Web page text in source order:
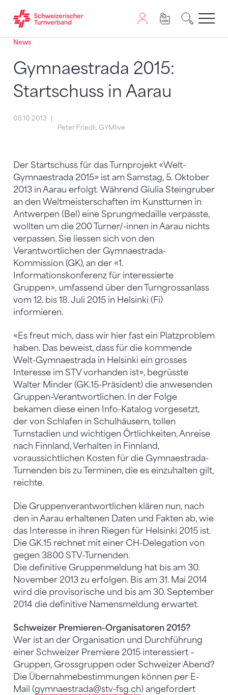
Zum Inhalt springen
Zur Sitemap navigieren
Zum Navigieren dieser Seite wird JavaScript benötigt.
News
Gymnaestrada 2015:
Startschuss in Aarau
08.10.2013
Peter Friedli, GYMlive
Der Startschuss für das Turnprojekt «Welt-
Gymnaestrada 2015» ist am Samstag, 5. Oktober
2013 in Aarau erfolgt. Während Giulia Steingruber
an den Weltmeisterschaften im Kunstturnen in
Antwerpen (Bel) eine Sprungmedaille verpasste,
wollten um die 200 Turner/-innen in Aarau nichts
verpassen. Sie liessen sich von den
Verantwortlichen der Gymnaestrada-
Kommission (GK), an der «1.
Informationskonferenz für interessierte
Gruppen», umfassend über den Turngrossanlass
vom 12. bis 18. Juli 2015 in Helsinki (Fi)
informieren.
«Es freut mich, dass wir hier fast ein Platzproblem
haben. Das beweist, dass für die kommende
Welt-Gymnaestrada in Helsinki ein grosses
Interesse im STV vorhanden ist», begrüsste
Walter Minder (GK.15-Präsident) die anwesenden
Gruppen-Verantwortlichen. In der Folge
bekamen diese einen Info-Katalog vorgesetzt,
der von Schlafen in Schulhäusern, tollen
Turnstadien und wichtigen Örtlichkeiten, Anreise
nach Finnland, Verhalten in Finnland,
voraussichtlichen Kosten für die Gymnaestrada-
Turnenden bis zu Terminen, die es einzuhalten gilt,
reichte.
Die Gruppenverantwortlichen klären nun, nach
den in Aarau erhaltenen Daten und Fakten ab, wie
das Interesse in ihren Riegen für Helsinki 2015 ist.
Die GK.15 rechnet mit einer CH-Delegation von
gegen 3800 STV-Turnenden.
Die definitive Gruppenmeldung hat bis am 30.
November 2013 zu erfolgen. Bis am 31. Mai 2014
wird die provisorische und bis am 30. September
2014 die definitive Namensmeldung erwartet.
Schweizer Premieren-Organisatoren 2015?
Wer ist an der Organisation und Durchführung
einer Schweizer Premiere 2015 interessiert –
Gruppen, Grossgruppen oder Schweizer Abend?
Die Übernahmebestimmungen können per E-
Mail (gymnaestrada@stv-fsg.ch) angefordert